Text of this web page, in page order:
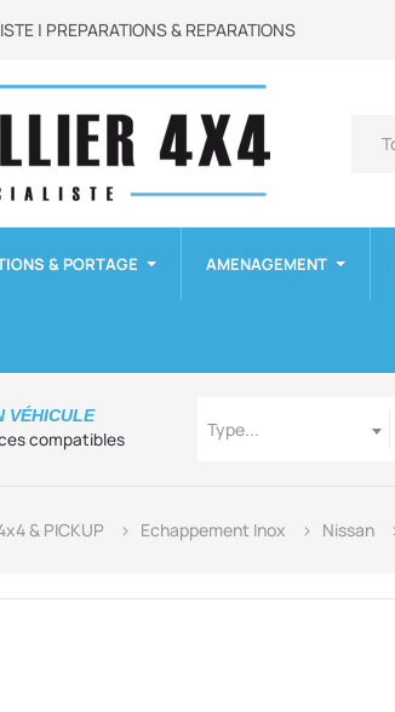
| PREPARATIONS & REPARATIONS
& PORTAGE AMENAGEMENT
compatibles
VÉHICULE
Type...
& PICKUP Echappement Inox Nissan